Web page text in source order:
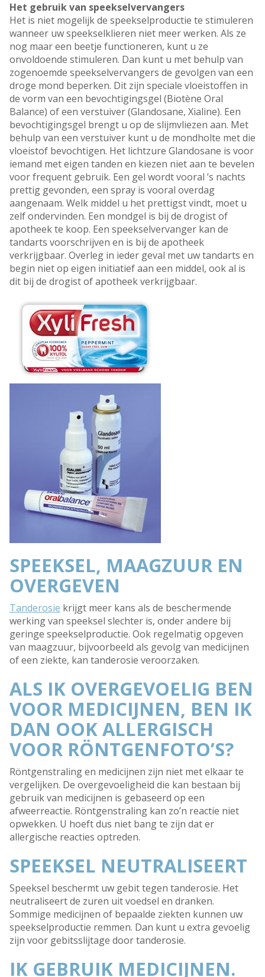
Het gebruik van speekselvervangers
Het is niet mogelijk de speekselproductie te stimuleren
wanneer uw speekselklieren niet meer werken. Als ze
nog maar een beetje functioneren, kunt u ze
onvoldoende stimuleren. Dan kunt u met behulp van
zogenoemde speekselvervangers de gevolgen van een
droge mond beperken. Dit zijn speciale vloeistoffen in
de vorm van een bevochtigingsgel (Biotène Oral
Balance) of een verstuiver (Glandosane, Xialine). Een
bevochtigingsgel brengt u op de slijmvliezen aan. Met
behulp van een verstuiver kunt u de mondholte met die
vloeistof bevochtigen. Het lichtzure Glandosane is voor
iemand met eigen tanden en kiezen niet aan te bevelen
voor frequent gebruik. Een gel wordt vooral ’s nachts
prettig gevonden, een spray is vooral overdag
aangenaam. Welk middel u het prettigst vindt, moet u
zelf ondervinden. Een mondgel is bij de drogist of
apotheek te koop. Een speekselvervanger kan de
tandarts voorschrijven en is bij de apotheek
verkrijgbaar. Overleg in ieder geval met uw tandarts en
begin niet op eigen initiatief aan een middel, ook al is
dit bij de drogist of apotheek verkrijgbaar.
SPEEKSEL, MAAGZUUR EN
OVERGEVEN
Tanderosie krijgt meer kans als de beschermende
werking van speeksel slechter is, onder andere bij
geringe speekselproductie. Ook regelmatig opgeven
van maagzuur, bijvoorbeeld als gevolg van medicijnen
of een ziekte, kan tanderosie veroorzaken.
ALS IK OVERGEVOELIG BEN
VOOR MEDICIJNEN, BEN IK
DAN OOK ALLERGISCH
VOOR RÖNTGENFOTO’S?
Röntgenstraling en medicijnen zijn niet met elkaar te
vergelijken. De overgevoeligheid die kan bestaan bij
gebruik van medicijnen is gebaseerd op een
afweerreactie. Röntgenstraling kan zo’n reactie niet
opwekken. U hoeft dus niet bang te zijn dat er
allergische reacties optreden.
SPEEKSEL NEUTRALISEERT
Speeksel beschermt uw gebit tegen tanderosie. Het
neutraliseert de zuren uit voedsel en dranken.
Sommige medicijnen of bepaalde ziekten kunnen uw
speekselproductie remmen. Dan kunt u extra gevoelig
zijn voor gebitsslijtage door tanderosie.
IK GEBRUIK MEDICIJNEN.